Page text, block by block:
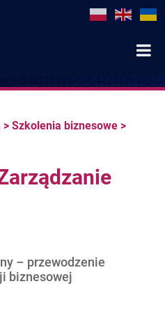
> Szkolenia biznesowe >
– przewodzenie
biznesowej